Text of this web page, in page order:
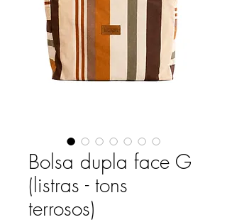
Bolsa dupla face G
(listras - tons
terrosos)